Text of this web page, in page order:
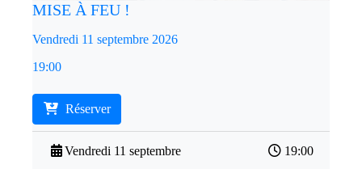
MISE À FEU !
Vendredi 11 septembre 2026
19:00
Réserver
Vendredi 11 septembre 19:00